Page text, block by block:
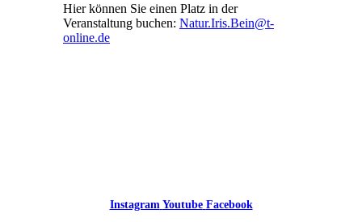
Hier können Sie einen Platz in der
Veranstaltung buchen: Natur.Iris.Bein@t-
online.de
Instagram Youtube Facebook